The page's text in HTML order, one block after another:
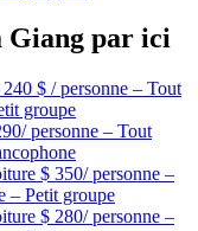
Giang par ici
$ / personne – Tout
groupe
personne – Tout
$ 350/ personne –
– Petit groupe
$ 280/ personne –